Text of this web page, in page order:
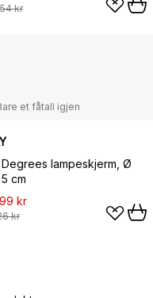
kr
et fåtall igjen
lampeskjerm, Ø
cm
kr
kr